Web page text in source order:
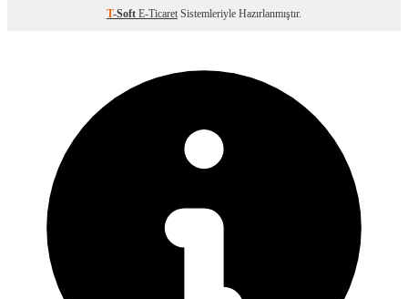
T-Soft E-Ticaret Sistemleriyle Hazırlanmıştır.